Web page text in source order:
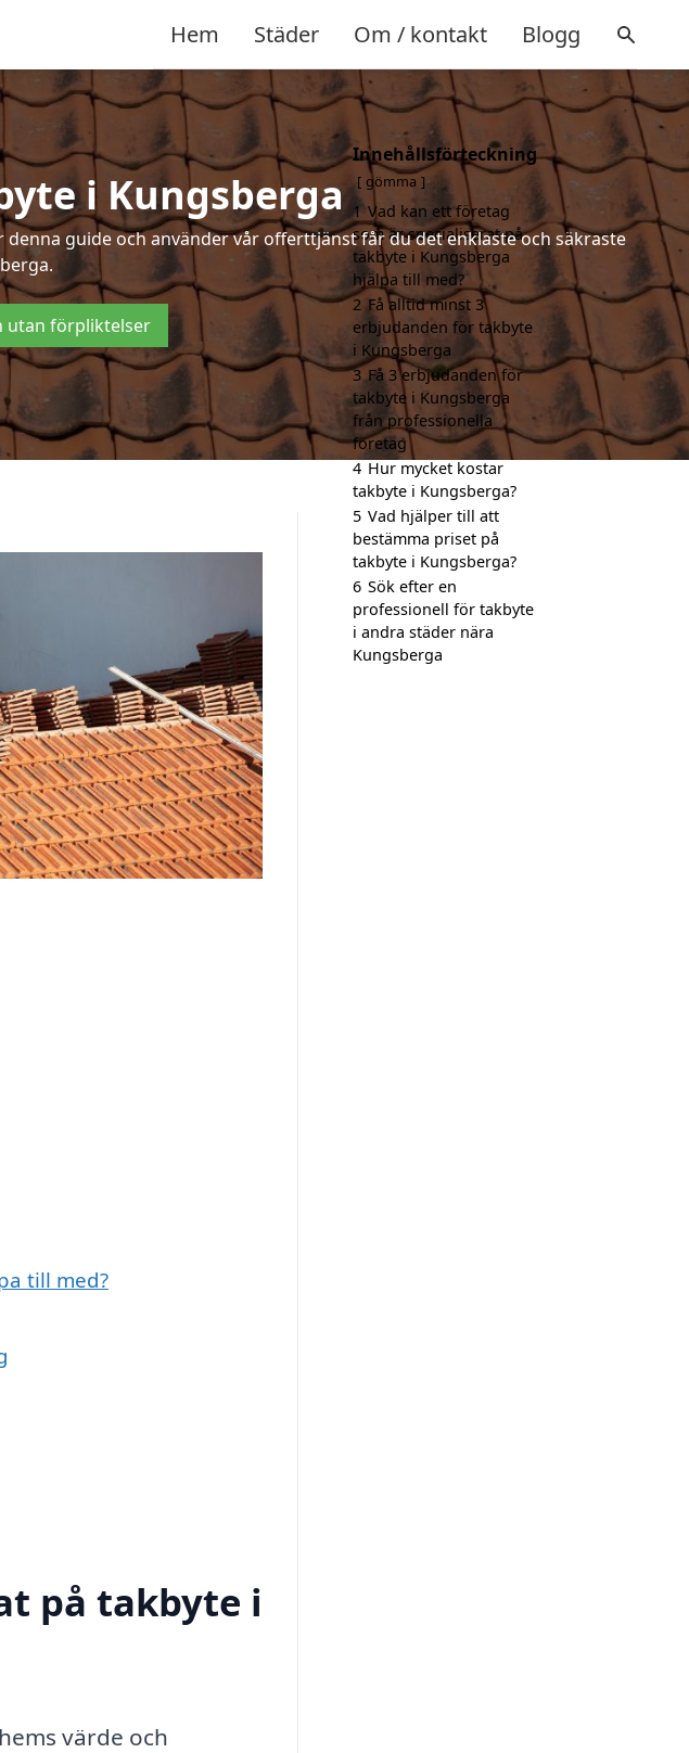
Hem Städer Om / kontakt Blogg
i Kungsberga
guide och använder vår offerttjänst får du det enklaste och säkraste
utan förpliktelser
till med?
på takbyte i
värde och
Innehållsförteckning
gömma
1 Vad kan ett företag
som är specialiserat på
takbyte i Kungsberga
hjälpa till med?
2 Få alltid minst 3
erbjudanden för takbyte
i Kungsberga
3 Få 3 erbjudanden för
takbyte i Kungsberga
från professionella
företag
4 Hur mycket kostar
takbyte i Kungsberga?
5 Vad hjälper till att
bestämma priset på
takbyte i Kungsberga?
6 Sök efter en
professionell för takbyte
i andra städer nära
Kungsberga